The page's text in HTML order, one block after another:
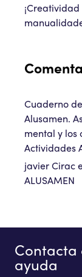
Cuaderno
Alusamen.
mental y los
Actividades
javier Cirac
ALUSAMEN
Contacta
ayuda